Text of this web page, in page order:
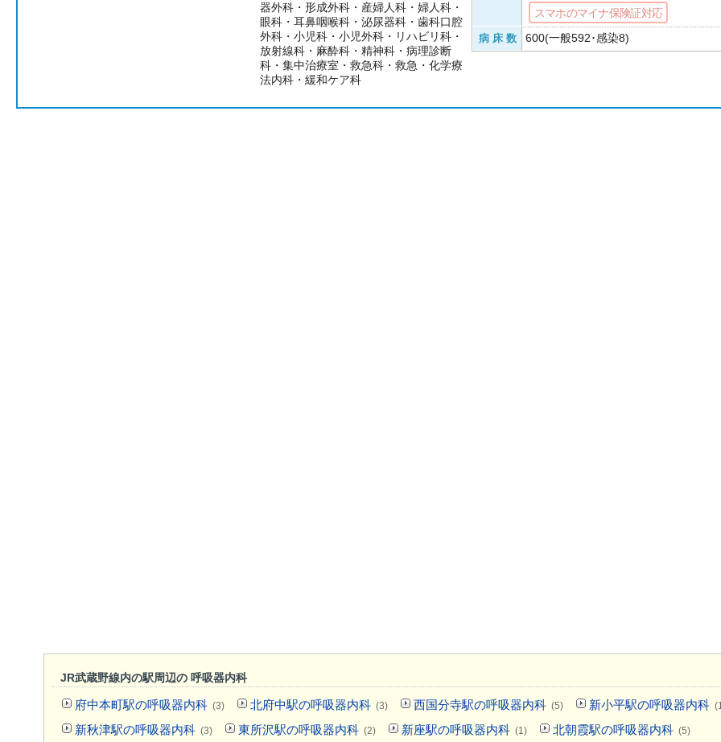
器外科・形成外科・産婦人科・婦人科・
眼科・耳鼻咽喉科・泌尿器科・歯科口腔
外科・小児科・小児外科・リハビリ科・
放射線科・麻酔科・精神科・病理診断
科・集中治療室・救急科・救急・化学療
法内科・緩和ケア科
スマホのマイナ保険証対応
病 床 数 600(一般592･感染8)
JR武蔵野線内の駅周辺の 呼吸器内科
府中本町駅の呼吸器内科 (3) 北府中駅の呼吸器内科 (3) 西国分寺駅の呼吸器内科 (5) 新小平駅の呼吸器内科
新秋津駅の呼吸器内科 (3) 東所沢駅の呼吸器内科 (2) 新座駅の呼吸器内科 (1) 北朝霞駅の呼吸器内科 (5)